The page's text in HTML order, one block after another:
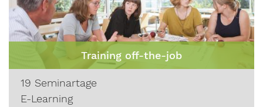
Training off-the-job
19 Seminartage
E-Learning